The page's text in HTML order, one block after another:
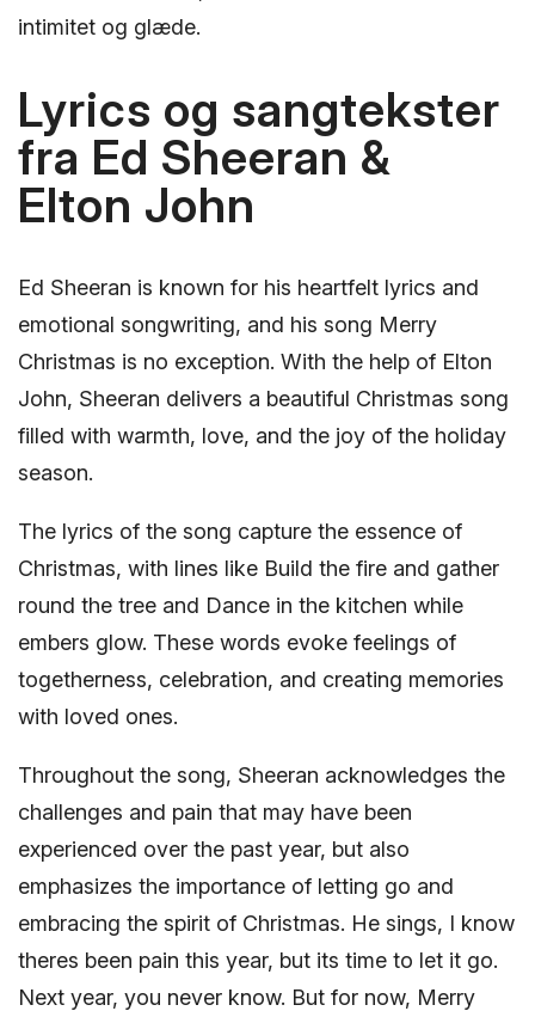
intimitet og glæde.
Lyrics og sangtekster
fra Ed Sheeran &
Elton John
Ed Sheeran is known for his heartfelt lyrics and
emotional songwriting, and his song Merry
Christmas is no exception. With the help of Elton
John, Sheeran delivers a beautiful Christmas song
filled with warmth, love, and the joy of the holiday
season.
The lyrics of the song capture the essence of
Christmas, with lines like Build the fire and gather
round the tree and Dance in the kitchen while
embers glow. These words evoke feelings of
togetherness, celebration, and creating memories
with loved ones.
Throughout the song, Sheeran acknowledges the
challenges and pain that may have been
experienced over the past year, but also
emphasizes the importance of letting go and
embracing the spirit of Christmas. He sings, I know
theres been pain this year, but its time to let it go.
Next year, you never know. But for now, Merry